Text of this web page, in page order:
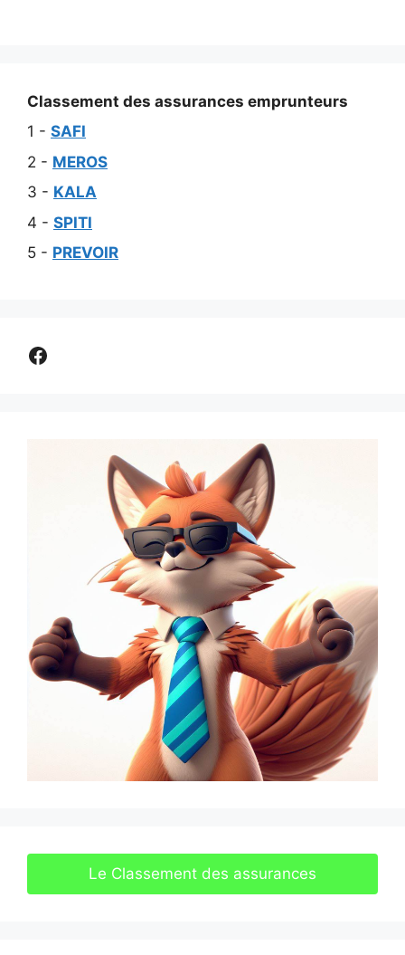
Classement des assurances emprunteurs
1 - SAFI
2 - MEROS
3 - KALA
4 - SPITI
5 - PREVOIR
Comparer assurance
Le Classement des assurances